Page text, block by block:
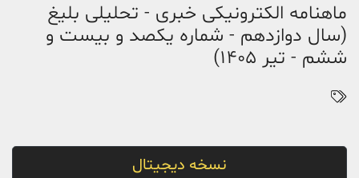
ماهنامه الکترونیکی خبری - تحلیلی بلیغ
(سال دوازدهم - شماره یکصد و بیست و
ششم - تیر 1405)
نسخه دیجیتال